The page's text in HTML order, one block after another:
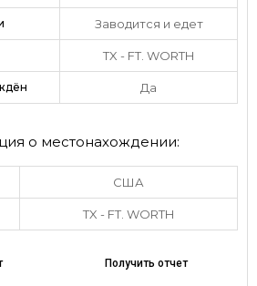
Заводится и едет
TX - FT. WORTH
Да
о местонахождении:
США
TX - FT. WORTH
Получить отчет